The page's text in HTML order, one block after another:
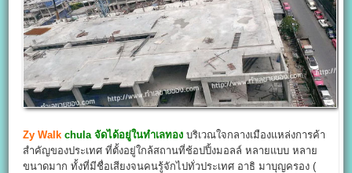
Zy Walk chula จัดได้อยู่ในทำเลทอง บริเวณใจกลางเมืองแหล่งการค้า
สำคัญของประเทศ ที่ตั้งอยู่ใกล้สถานที่ช้อปปิ้งมอลล์ หลายแบบ หลาย
ขนาดมาก ทั้งที่มีชื่อเสียงจนคนรู้จักไปทั่วประเทศ อาธิ มาบุญครอง (